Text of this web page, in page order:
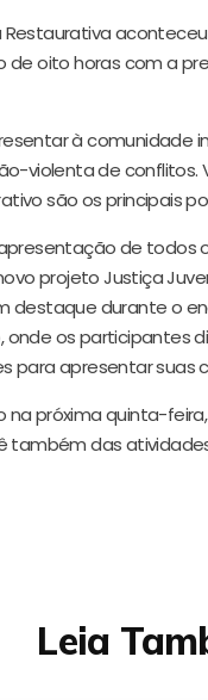
de oito horas com a
à comunidade
violenta de conflitos.
são os principais
de todos
projeto Justiça
destaque durante o
os participantes
para apresentar suas
próxima quinta-
também das
Leia